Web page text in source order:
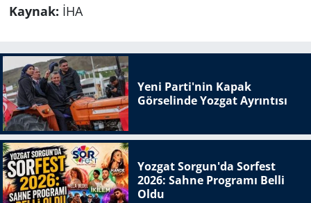
Kaynak: İHA
Yeni Parti'nin Kapak
Görselinde Yozgat Ayrıntısı
Yozgat Sorgun'da Sorfest
2026: Sahne Programı Belli
Oldu